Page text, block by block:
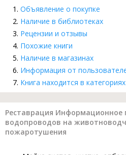
Объявление о покупке
Наличие в библиотеках
Рецензии и отзывы
Похожие книги
Наличие в магазинах
Информация от
Книга находится в категориях
Реставрация Информационное
водопроводов на
пожаротушения